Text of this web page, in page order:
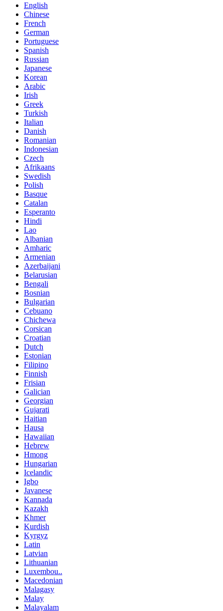
English
Chinese
French
German
Portuguese
Spanish
Russian
Japanese
Korean
Arabic
Irish
Greek
Turkish
Italian
Danish
Romanian
Indonesian
Czech
Afrikaans
Swedish
Polish
Basque
Catalan
Esperanto
Hindi
Lao
Albanian
Amharic
Armenian
Azerbaijani
Belarusian
Bengali
Bosnian
Bulgarian
Cebuano
Chichewa
Corsican
Croatian
Dutch
Estonian
Filipino
Finnish
Frisian
Galician
Georgian
Gujarati
Haitian
Hausa
Hawaiian
Hebrew
Hmong
Hungarian
Icelandic
Igbo
Javanese
Kannada
Kazakh
Khmer
Kurdish
Kyrgyz
Latin
Latvian
Lithuanian
Luxembou..
Macedonian
Malagasy
Malay
Malayalam